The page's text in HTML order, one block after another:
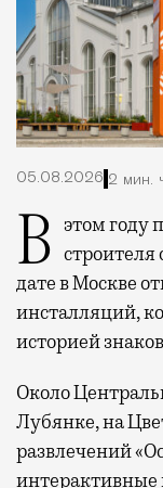
05.08.2026 2 мин.
В этом году профессиональный праздник День
дате в Москве
инсталляций,
историей
Около
Лубянке, на
развлечений
интерактивные